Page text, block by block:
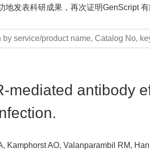
地发表科研成果，再次证明GenScript
mediated antibody
Kamphorst AO, Valanparambil RM,